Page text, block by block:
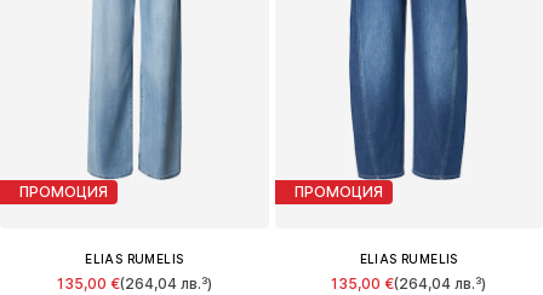
ПРОМОЦИЯ
ELIAS RUMELIS
135,00 €(264,04 лв.³)
ПРОМОЦИЯ
ELIAS RUMELIS
135,00 €(264,04 лв.³)